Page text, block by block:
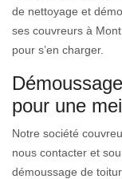
de nettoyage et
ses couvreurs à
pour s’en charger.
pour une
Notre société
nous contacter et
démoussage de